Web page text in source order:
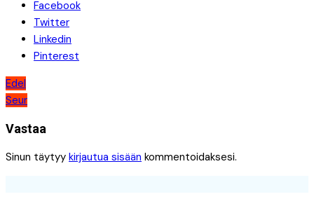
Facebook
Twitter
Linkedin
Pinterest
Artikkelien
selaus
Edel
Seur
Vastaa
Sinun täytyy kirjautua sisään kommentoidaksesi.